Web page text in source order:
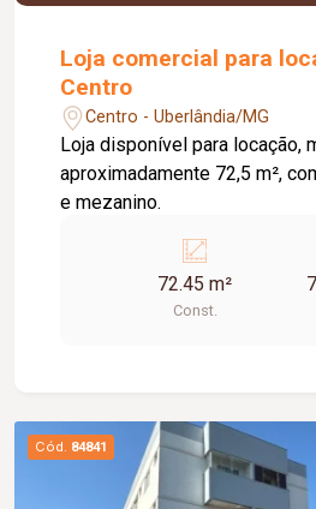
portaria 24 horas,
climatizada adulto e infantil,
poliesportiva, sauna,
espaço gourmet com
de lazer.
Loja comercial para
Centro
Centro - Uberlândia/MG
Loja disponível para locação,
aproximadamente 72,5 m²,
e mezanino.
72.45 m²
Const.
Cód. 84841